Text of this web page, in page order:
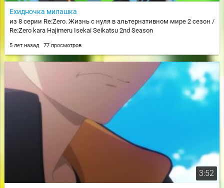
Ехидночка милашка
из 8 серии Re:Zero. Жизнь с нуля в альтернативном мире 2 сезон /
Re:Zero kara Hajimeru Isekai Seikatsu 2nd Season
5 лет назад 77 просмотров
3:52